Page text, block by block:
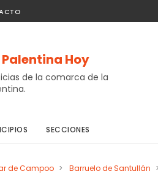
Hoy
de la comarca de la
SECCIONES
de Campoo > Barruelo de Santullán >